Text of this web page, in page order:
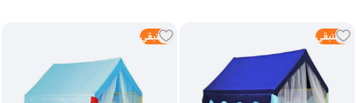
4 متبقي 5 متبقي